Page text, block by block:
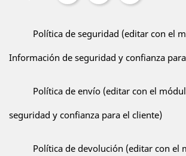
Política de seguridad (editar con el
Información de seguridad y confianza
Política de envío (editar con el
seguridad y confianza para el cliente)
Política de devolución (editar con el